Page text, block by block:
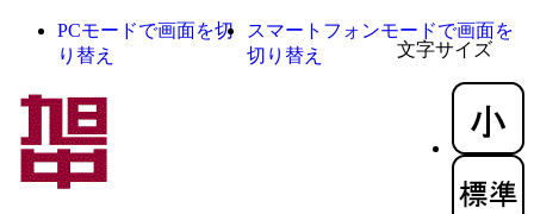
文字サイズ
PCモードで画面を切
り替え
スマートフォンモードで画面を
切り替え